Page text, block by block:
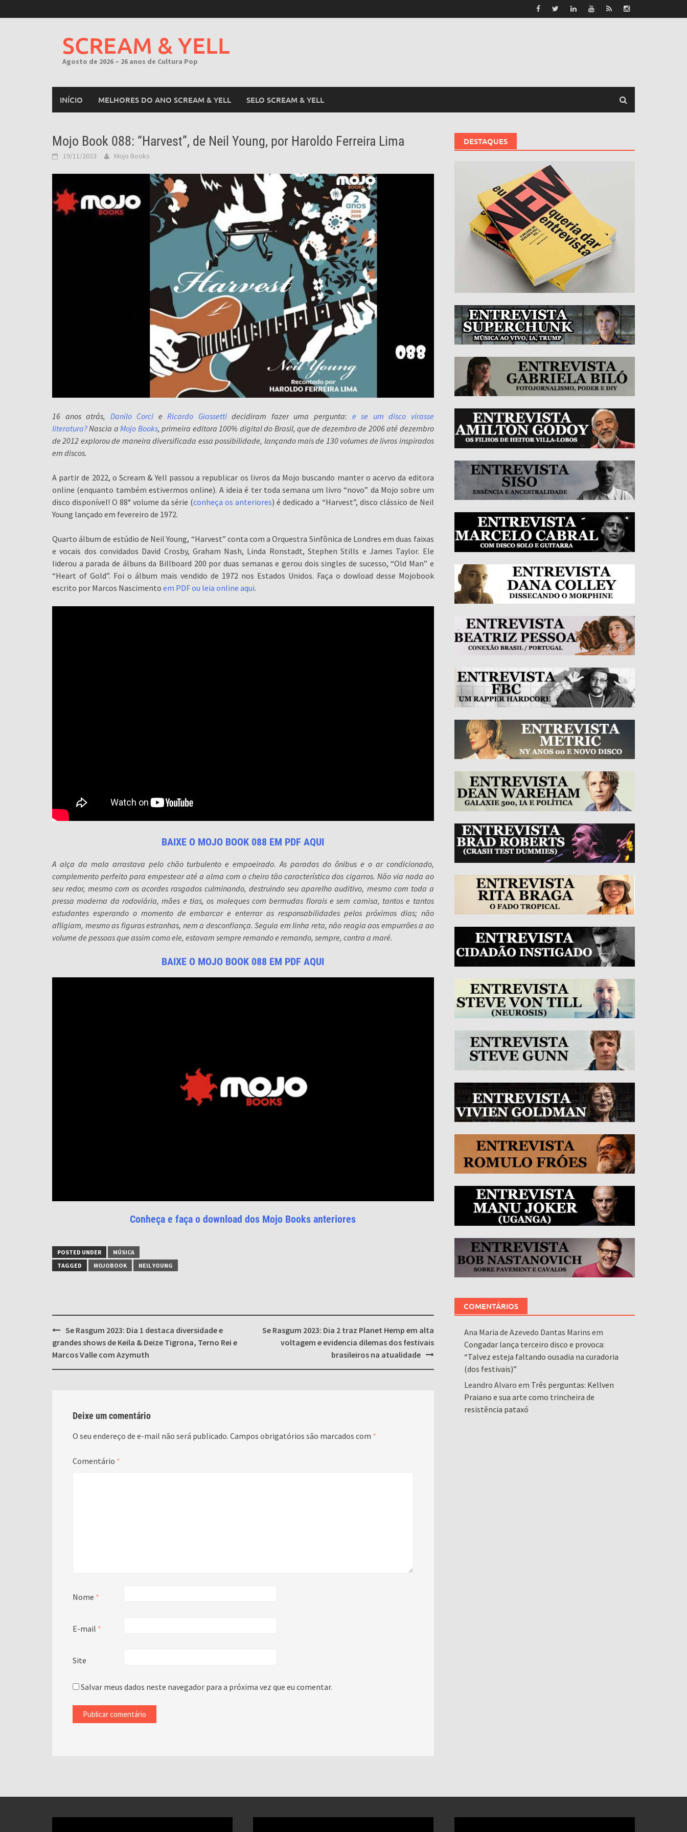
to
SCREAM & YELL
Agosto de 2026 – 26 anos de Cultura Pop
INÍCIO MELHORES DO ANO SCREAM & YELL SELO SCREAM & YELL
Mojo Book 088: “Harvest”, de Neil Young, por Haroldo Ferreira Lima
19/11/2023 Mojo Books
16 anos atrás, Danilo Corci eRicardo Giassettidecidiram fazer uma pergunta: e se um disco virasse
literatura?Nascia aMojo Books, primeira editora 100% digital do Brasil, que de dezembro de 2006 até dezembro
de 2012 explorou de maneira diversificada essa possibilidade, lançando mais de 130 volumes de livros inspirados
em discos.
A partir de 2022, o Scream & Yell passou a republicar os livros da Mojo buscando manter o acervo da editora
online (enquanto também estivermos online). A ideia é ter toda semana um livro “novo” da Mojo sobre um
disco disponível! O 88° volume da série (conheça os anteriores) é dedicado a “Harvest”, disco clássico de Neil
Young lançado em fevereiro de 1972.
Quarto álbum de estúdio de Neil Young, “Harvest” conta com a Orquestra Sinfônica de Londres em duas faixas
e vocais dos convidados David Crosby, Graham Nash, Linda Ronstadt, Stephen Stills e James Taylor. Ele
liderou a parada de álbuns da Billboard 200 por duas semanas e gerou dois singles de sucesso, “Old Man” e
“Heart of Gold”. Foi o álbum mais vendido de 1972 nos Estados Unidos. Faça o dowload desse Mojobook
escrito por Marcos Nascimento em PDF ou leia online aqui.
BAIXE O MOJO BOOK 088 EM PDF AQUI
A alça da mala arrastava pelo chão turbulento e empoeirado. As paradas do ônibus e o ar condicionado,
complemento perfeito para empestear até a alma com o cheiro tão característico dos cigarros. Não via nada ao
seu redor, mesmo com os acordes rasgados culminando, destruindo seu aparelho auditivo, mesmo com toda a
pressa moderna da rodoviária, mães e tias, os moleques com bermudas florais e sem camisa, tantos e tantos
estudantes esperando o momento de embarcar e enterrar as responsabilidades pelos próximos dias; não
afligiam, mesmo as figuras estranhas, nem a desconfiança. Seguia em linha reta, não reagia aos empurrões a ao
volume de pessoas que assim como ele, estavam sempre remando e remando, sempre, contra a maré.
BAIXE O MOJO BOOK 088 EM PDF AQUI
Conheça e faça o download dos Mojo Books anteriores
POSTED UNDER
MÚSICA
TAGGED
MOJOBOOK NEIL YOUNG
Post
navigation
Se Rasgum 2023: Dia 1 destaca diversidade e
grandes shows de Keila & Deize Tigrona, Terno Rei e
Marcos Valle com Azymuth
Se Rasgum 2023: Dia 2 traz Planet Hemp em alta
voltagem e evidencia dilemas dos festivais
brasileiros na atualidade
Deixe um comentário
O seu endereço de e-mail não será publicado. Campos obrigatórios são marcados com *
Comentário *
Nome *
E-mail *
Site
Salvar meus dados neste navegador para a próxima vez que eu comentar.
DESTAQUES
COMENTÁRIOS
Ana Maria de Azevedo Dantas Marins em
Congadar lança terceiro disco e provoca:
“Talvez esteja faltando ousadia na curadoria
(dos festivais)”
Leandro Alvaro em Três perguntas: Kellven
Praiano e sua arte como trincheira de
resistência pataxó